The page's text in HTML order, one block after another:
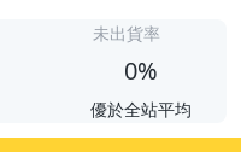
未出貨率
0%
優於全站平均